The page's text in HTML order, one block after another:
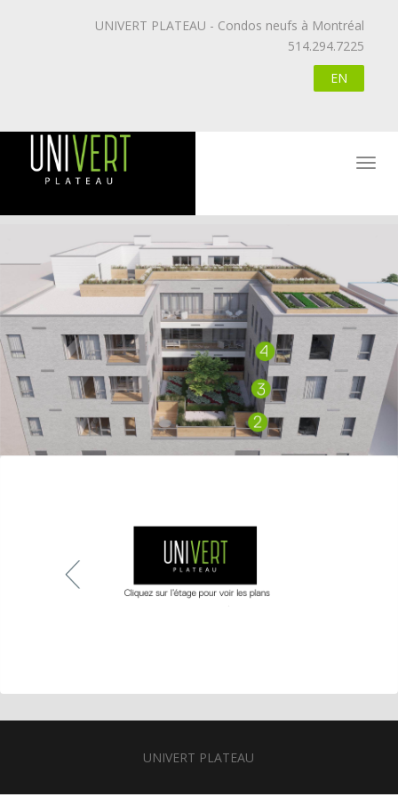
UNIVERT PLATEAU - Condos neufs à Montréal
514.294.7225
EN
UNIVERT PLATEAU